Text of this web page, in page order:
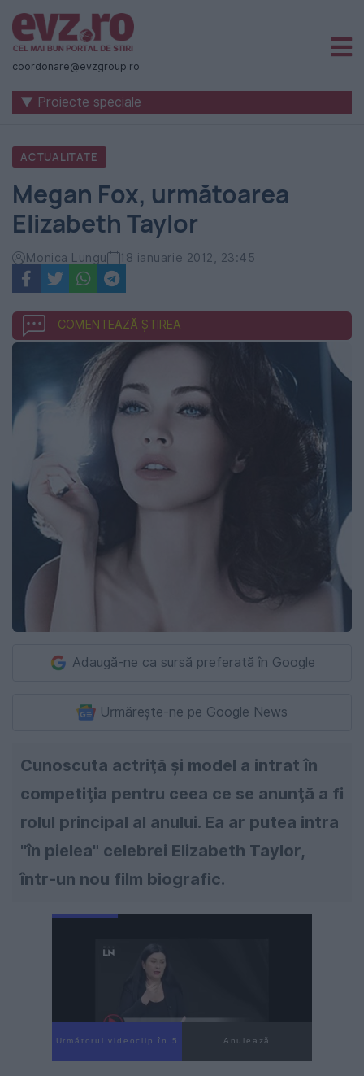
Știri
naționale
internaționale
România
-
Evenimentul
Zilei
coordonare@evzgroup.ro
▼ Proiecte speciale
ACTUALITATE
Megan Fox, următoarea
Elizabeth Taylor
Monica Lungu 18 ianuarie 2012, 23:45
COMENTEAZĂ ȘTIREA
Adaugă-ne ca sursă preferată în Google
Urmărește-ne pe Google News
Cunoscuta actriţă şi model a intrat în
competiţia pentru ceea ce se anunţă a fi
rolul principal al anului. Ea ar putea intra
"în pielea" celebrei Elizabeth Taylor,
într-un nou film biografic.
Următorul videoclip în 4 Anulează